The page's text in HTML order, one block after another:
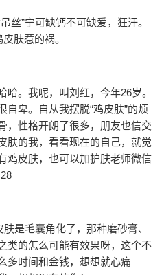
丝”宁可缺钙不可缺爱，狂汗。
肤惹的祸。
。我呢，叫刘红，今年26岁。
自卑。自从我摆脱“鸡皮肤”的烦
，性格开朗了很多，朋友也信交
肤的我，看看现在的自己，就觉
鸡皮肤，也可以加护肤老师微信
肤是毛囊角化了，那种磨砂膏、
类的怎么可能有效果呀，这个不
多时间和金钱，想想就心痛